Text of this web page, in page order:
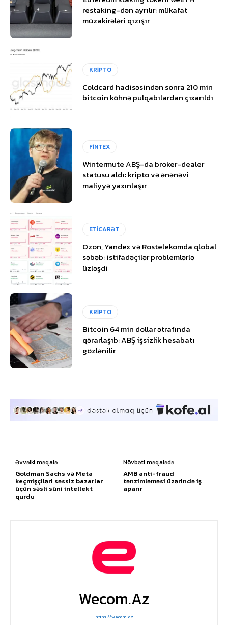
restaking-dən ayrılır: mükafat
müzakirələri qızışır
KRİPTO
Coldcard hadisəsindən sonra 210 min
bitcoin köhnə pulqabılardan çıxarıldı
FİNTEX
Wintermute ABŞ-da broker-dealer
statusu aldı: kripto və ənənəvi
maliyyə yaxınlaşır
ETİCARƏT
Ozon, Yandex və Rostelekomda qlobal
səbəb: istifadəçilər problemlərlə
üzləşdi
KRİPTO
Bitcoin 64 min dollar ətrafında
qərarlaşıb: ABŞ işsizlik hesabatı
gözlənilir
Əvvəlki məqalə
Goldman Sachs və Meta
keçmişçiləri səssiz bazarlar
üçün səsli süni intellekt
qurdu
Növbəti məqalədə
AMB anti-fraud
tənzimləməsi üzərində iş
aparır
Wecom.az
https://wecom.az